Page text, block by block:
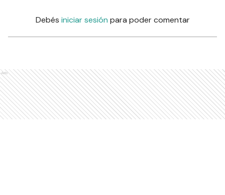
Debés iniciar sesión para poder comentar
Ads